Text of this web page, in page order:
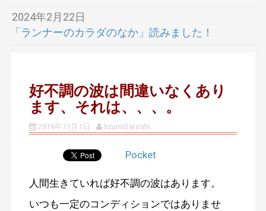
2024年2月22日
「ランナーのカラダのなか」読みました！
好不調の波は間違いなくあり
ます、それは、、、。
2016年11月1日 IizumiSatoshi
Pocket
人間生きていれば好不調の波はあります。
いつも一定のコンディションではありませ